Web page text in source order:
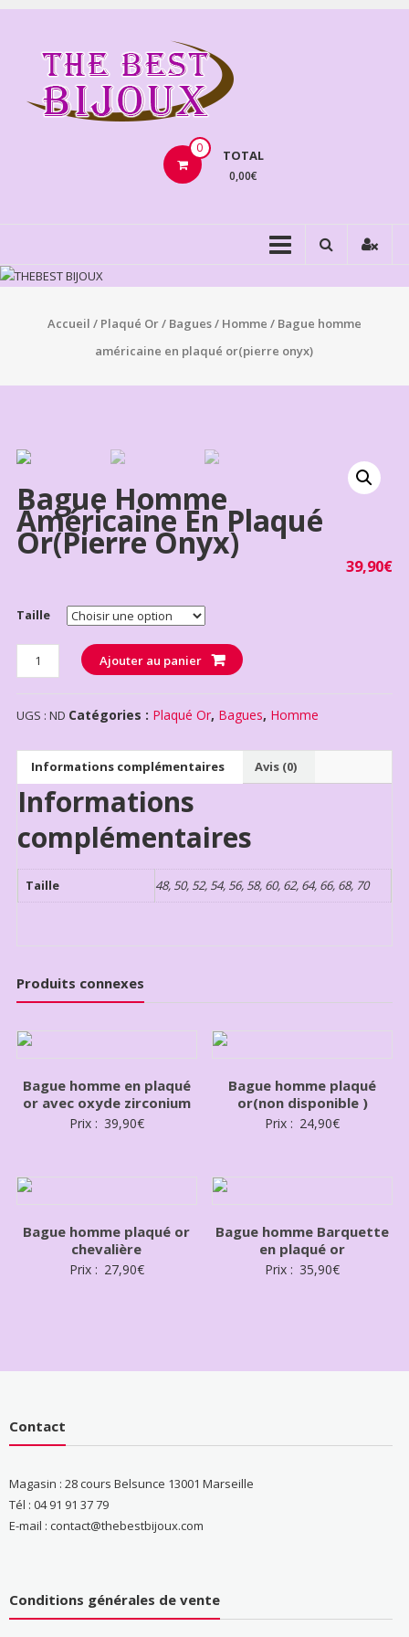
Aller
contenu
0 TOTAL
0,00€
Accueil / Plaqué Or/ Bagues/ Homme / Bague homme
américaine en plaqué or(pierre onyx)
Bague Homme
Américaine En Plaqué
Or(pierre Onyx)
39,90€
Taille
Quantité Ajouter au panier
UGS : ND Catégories : Plaqué Or, Bagues, Homme
Informations complémentaires Avis (0)
Informations
complémentaires
Taille 48, 50, 52, 54, 56, 58, 60, 62, 64, 66, 68, 70
Produits connexes
Bague homme en plaqué
or avec oxyde zirconium
Prix : 39,90€
Bague homme plaqué
or(non disponible )
Prix : 24,90€
Bague homme plaqué or
chevalière
Prix : 27,90€
Bague homme Barquette
en plaqué or
Prix : 35,90€
Contact
Magasin : 28 cours Belsunce 13001 Marseille
Tél : 04 91 91 37 79
E-mail : contact@thebestbijoux.com
Conditions générales de vente